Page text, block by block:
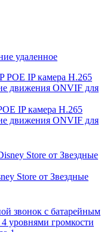
IP камера H.265
движения ONVIF для
Store от Звездные